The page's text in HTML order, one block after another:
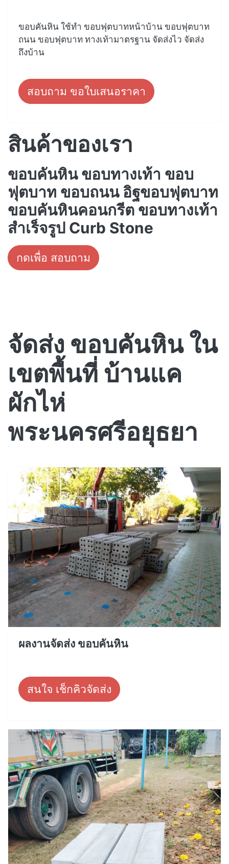
ขอบคันหิน ใช้ทำ ขอบฟุตบาทหน้าบ้าน ขอบฟุตบาท
ถนน ขอบฟุตบาท ทางเท้ามาตรฐาน จัดส่งไว จัดส่ง
ถึงบ้าน
สอบถาม ขอใบเสนอราคา
สินค้าของเรา
ขอบคันหิน ขอบทางเท้า ขอบ
ฟุตบาท ขอบถนน อิฐขอบฟุตบาท
ขอบคันหินคอนกรีต ขอบทางเท้า
สำเร็จรูป Curb Stone
กดเพื่อ สอบถาม
จัดส่ง ขอบคันหิน ใน
เขตพื้นที่ บ้านแค
ผักไห่
พระนครศรีอยุธยา
ผลงานจัดส่ง ขอบคันหิน
สนใจ เช็กคิวจัดส่ง